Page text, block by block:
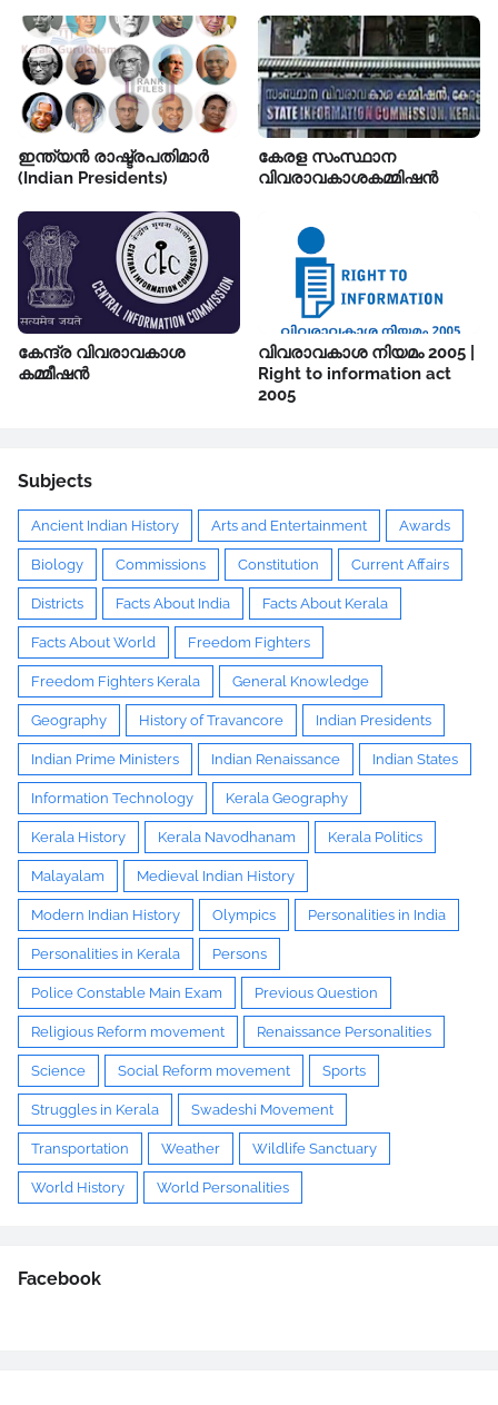
ഇന്ത്യൻ രാഷ്ട്രപതിമാർ
(Indian Presidents)
കേരള സംസ്ഥാന
വിവരാവകാശകമ്മിഷൻ
കേന്ദ്ര വിവരാവകാശ
കമ്മീഷൻ
വിവരാവകാശ നിയമം 2005 |
Right to information act
2005
Subjects
Ancient Indian History Arts and Entertainment Awards
Biology Commissions Constitution Current Affairs
Districts Facts About India Facts About Kerala
Facts About World Freedom Fighters
Freedom Fighters Kerala General Knowledge
Geography History of Travancore Indian Presidents
Indian Prime Ministers Indian Renaissance Indian States
Information Technology Kerala Geography
Kerala History Kerala Navodhanam Kerala Politics
Malayalam Medieval Indian History
Modern Indian History Olympics Personalities in India
Personalities in Kerala Persons
Police Constable Main Exam Previous Question
Religious Reform movement Renaissance Personalities
Science Social Reform movement Sports
Struggles in Kerala Swadeshi Movement
Transportation Weather Wildlife Sanctuary
World History World Personalities
Facebook